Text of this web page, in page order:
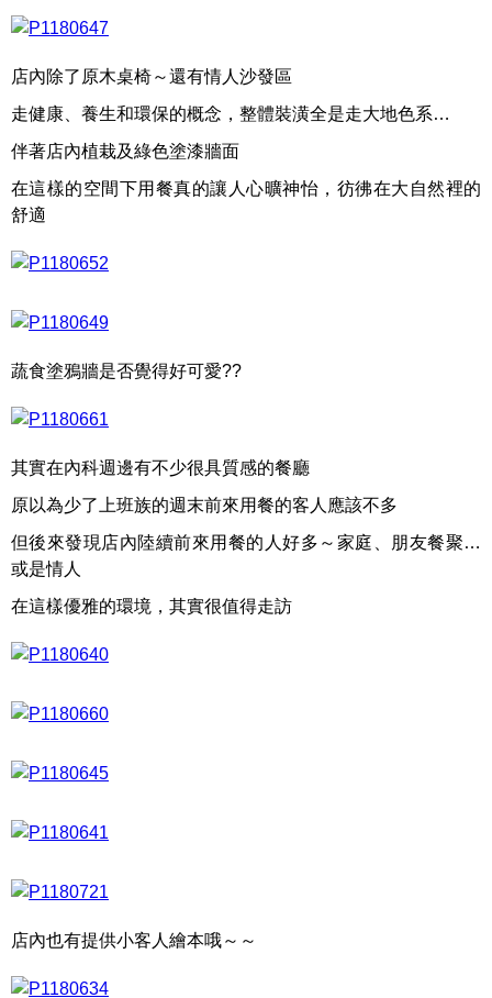
店內除了原木桌椅～還有情人沙發區
走健康、養生和環保的概念，整體裝潢全是走大地色系…
伴著店內植栽及綠色塗漆牆面
在這樣的空間下用餐真的讓人心曠神怡，彷彿在大自然裡的
舒適
蔬食塗鴉牆是否覺得好可愛??
其實在內科週邊有不少很具質感的餐廳
原以為少了上班族的週末前來用餐的客人應該不多
但後來發現店內陸續前來用餐的人好多～家庭、朋友餐聚…
或是情人
在這樣優雅的環境，其實很值得走訪
店內也有提供小客人繪本哦～～